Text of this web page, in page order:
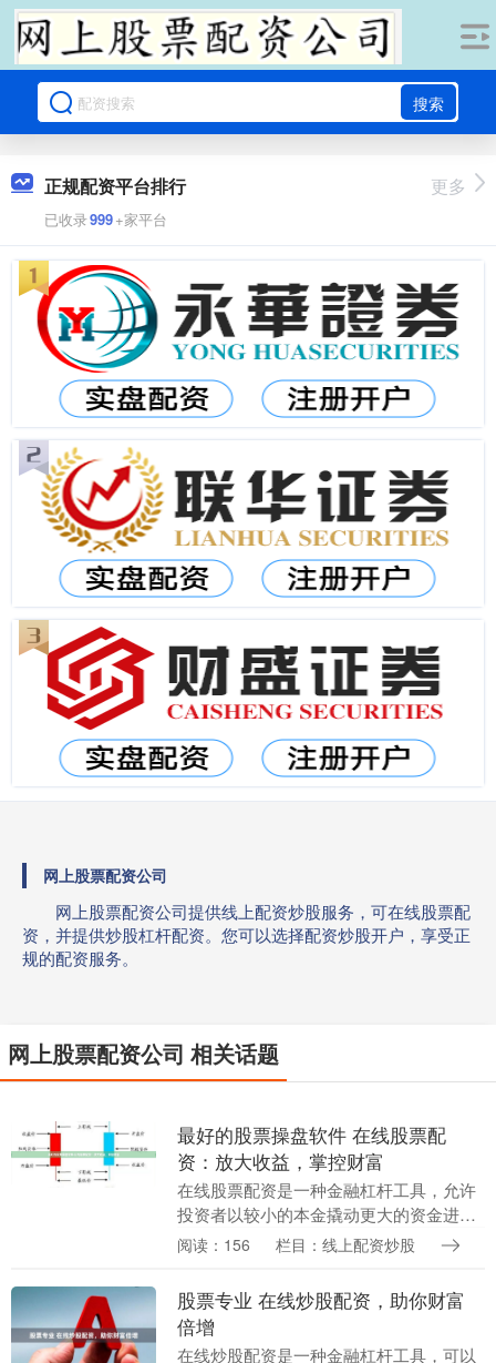
搜索
正规配资平台排行
已收录999+家平台
更多
网上股票配资公司
网上股票配资公司提供线上配资炒股服务，可在线股票配
资，并提供炒股杠杆配资。您可以选择配资炒股开户，享受正
规的配资服务。
网上股票配资公司 相关话题
最好的股票操盘软件 在线股票配
资：放大收益，掌控财富
在线股票配资是一种金融杠杆工具，允许
投资者以较小的本金撬动更大的资金进行
股票投资。通过配资最好的股票操盘软
报。 * **放大....
阅读：156 栏目：线上配资炒股
股票专业 在线炒股配资，助你财富
倍增
在线炒股配资是一种金融杠杆工具，可以